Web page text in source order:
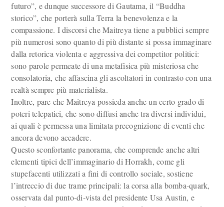
futuro”, e dunque successore di Gautama, il “Buddha
storico”, che porterà sulla Terra la benevolenza e la
compassione. I discorsi che Maitreya tiene a pubblici sempre
più numerosi sono quanto di più distante si possa immaginare
dalla retorica violenta e aggressiva dei competitor politici:
sono parole permeate di una metafisica più misteriosa che
consolatoria, che affascina gli ascoltatori in contrasto con una
realtà sempre più materialista.
Inoltre, pare che Maitreya possieda anche un certo grado di
poteri telepatici, che sono diffusi anche tra diversi individui,
ai quali è permessa una limitata precognizione di eventi che
ancora devono accadere.
Questo sconfortante panorama, che comprende anche altri
elementi tipici dell’immaginario di Horrakh, come gli
stupefacenti utilizzati a fini di controllo sociale, sostiene
l’intreccio di due trame principali: la corsa alla bomba-quark,
osservata dal punto-di-vista del presidente Usa Austin, e